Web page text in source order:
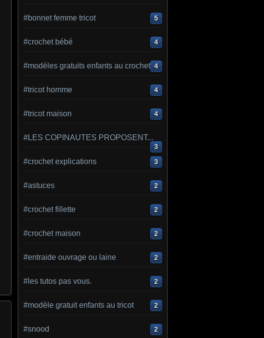
#bonnet femme tricot 5
#crochet bébé 4
#modèles gratuits enfants au crochet 4
#tricot homme 4
#tricot maison 4
#LES COPINAUTES PROPOSENT...
3
#crochet explications 3
#astuces 2
#crochet fillette 2
#crochet maison 2
#entraide ouvrage ou laine 2
#les tutos pas vous. 2
#modèle gratuit enfants au tricot 2
#snood 2